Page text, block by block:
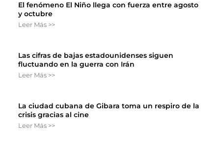
El fenómeno El Niño llega con fuerza entre agosto
y octubre
Leer Más >>
Las cifras de bajas estadounidenses siguen
fluctuando en la guerra con Irán
Leer Más >>
La ciudad cubana de Gibara toma un respiro de la
crisis gracias al cine
Leer Más >>